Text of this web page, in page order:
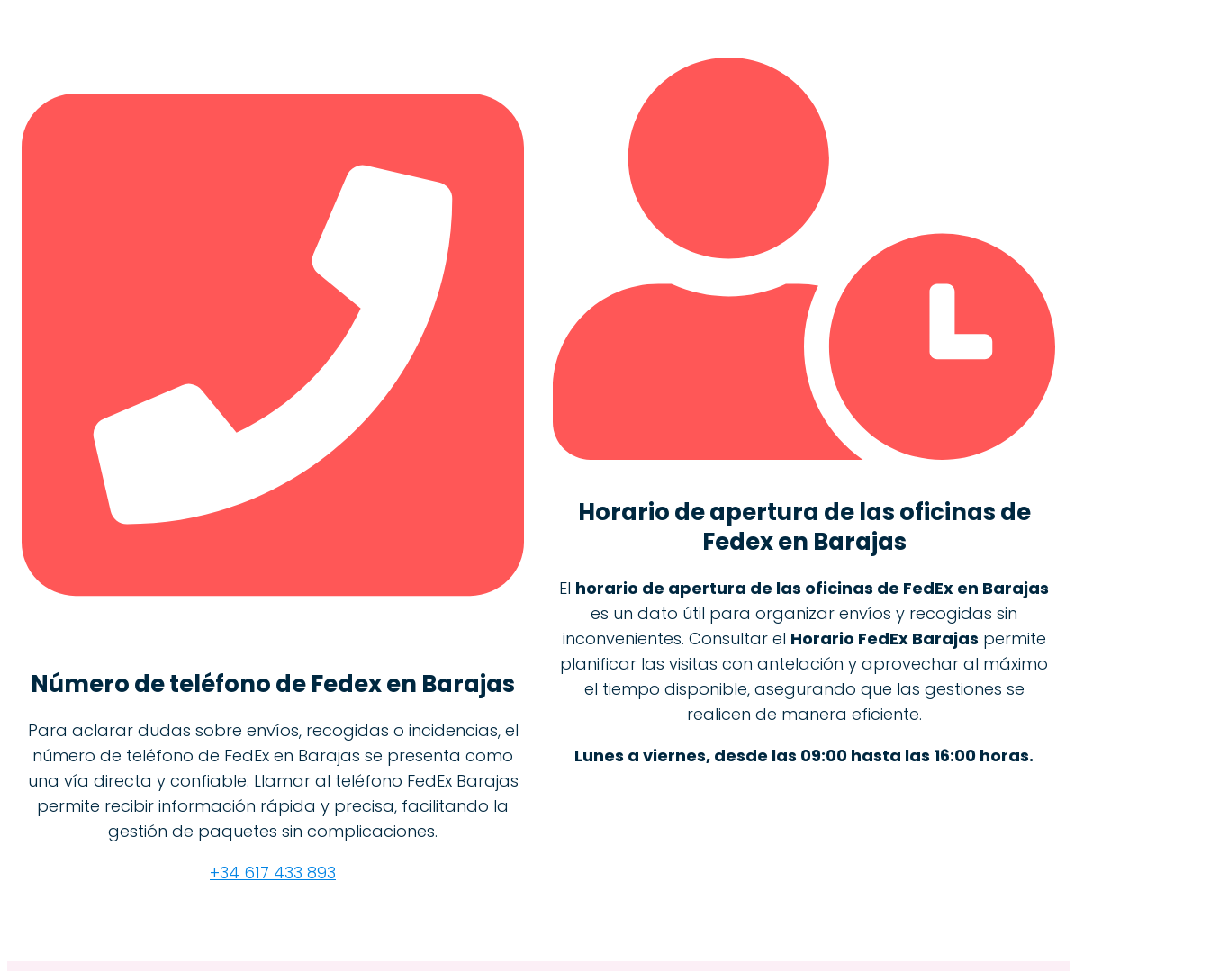
Número de teléfono deFedex en Barajas
Para aclarar dudas sobre envíos, recogidas o incidencias, el
número de teléfono de FedEx en Barajas se presenta como
una vía directa y confiable. Llamar al teléfono FedEx Barajas
permite recibir información rápida y precisa, facilitando la
gestión de paquetes sin complicaciones.
+34 617 433 893
Horario de apertura de las oficinas de
Fedex en Barajas
El horario de apertura de las oficinas de FedEx en Barajas
es un dato útil para organizar envíos y recogidas sin
inconvenientes. Consultar el Horario FedEx Barajas permite
planificar las visitas con antelación y aprovechar al máximo
el tiempo disponible, asegurando que las gestiones se
realicen de manera eficiente.
Lunes a viernes, desde las 09:00 hasta las 16:00 horas.